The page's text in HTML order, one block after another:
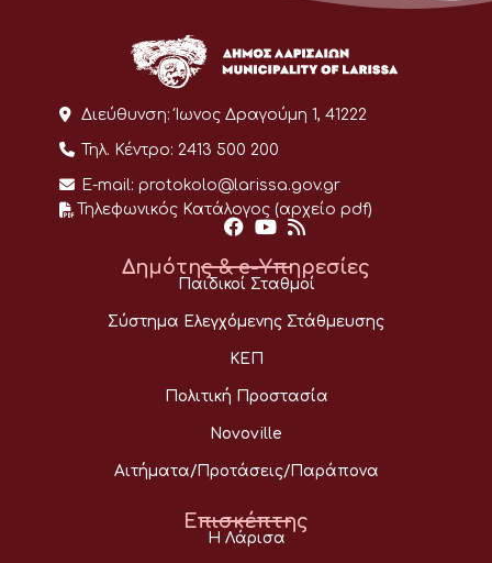
Διεύθυνση: Ίωνος Δραγούμη 1, 41222
Τηλ. Κέντρο: 2413 500 200
E-mail: protokolo@larissa.gov.gr
Τηλεφωνικός Κατάλογος (αρχείο pdf)
Δημότης & e-Υπηρεσίες
Παιδικοί Σταθμοί
Σύστημα Ελεγχόμενης Στάθμευσης
ΚΕΠ
Πολιτική Προστασία
Novoville
Αιτήματα/Προτάσεις/Παράπονα
Επισκέπτης
Η Λάρισα